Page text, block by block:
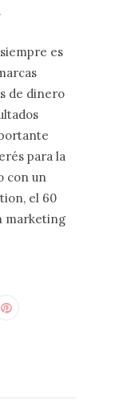
es
de dinero
para la
con un
el 60
marketing